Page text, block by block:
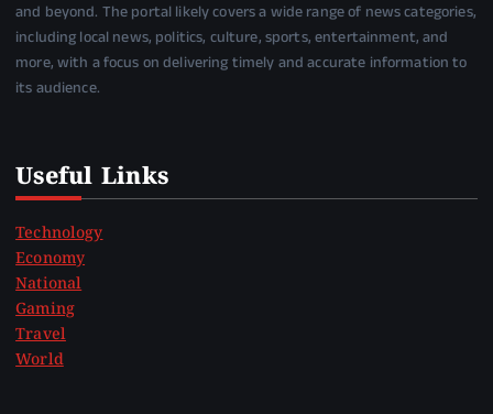
and beyond. The portal likely covers a wide range of news categories,
including local news, politics, culture, sports, entertainment, and
more, with a focus on delivering timely and accurate information to
its audience.
Useful Links
Technology
Economy
National
Gaming
Travel
World